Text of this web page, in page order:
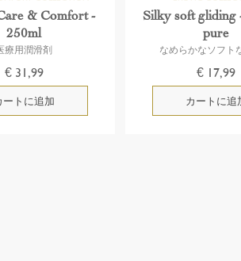
& Comfort -
250ml
療用潤滑剤
€ 31,99
Silky soft gliding
pure
なめらかなソフト
€ 17,99